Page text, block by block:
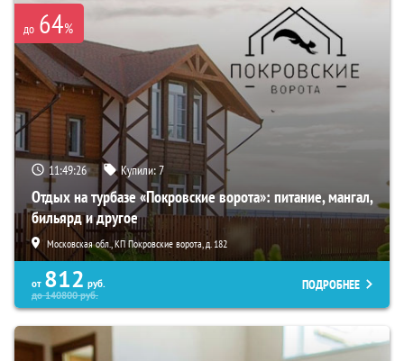
до 64%
11:49:25 Купили:7
Отдых на турбазе «Покровские ворота»: питание, мангал,
бильярд и другое
Московская обл., КП Покровские ворота, д. 182
от 812 руб.
до140800руб.
ПОДРОБНЕЕ